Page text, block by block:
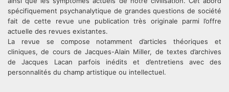
spécifiquement psychanalytique de grandes questions de société
fait de cette revue une publication très originale parmi l’offre
actuelle des revues existantes.
La revue se compose notamment d’articles théoriques et
cliniques, de cours de Jacques-Alain Miller, de textes d’archives
de Jacques Lacan parfois inédits et d’entretiens avec des
personnalités du champ artistique ou intellectuel.